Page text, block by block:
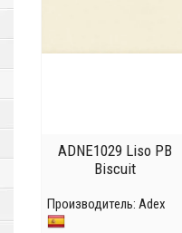
ADNE1029 Liso PB
Biscuit
Производитель: Adex